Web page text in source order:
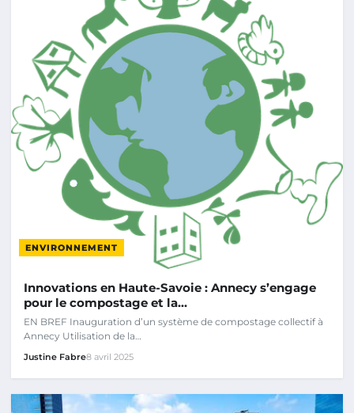
ENVIRONNEMENT
Innovations en Haute-Savoie : Annecy s’engage
pour le compostage et la…
EN BREF Inauguration d’un système de compostage collectif à
Annecy Utilisation de la…
Justine Fabre8 avril 2025